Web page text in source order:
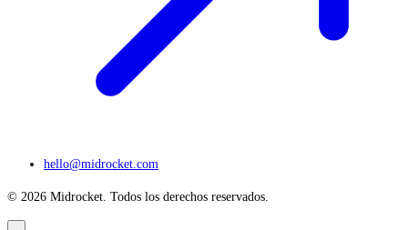
hello@midrocket.com
© 2026 Midrocket. Todos los derechos reservados.